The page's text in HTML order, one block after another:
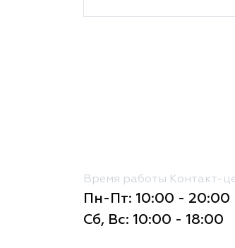
Время работы Контакт-
Пн-Пт: 10:00 - 20:00
Сб, Вс: 10:00 - 18:00